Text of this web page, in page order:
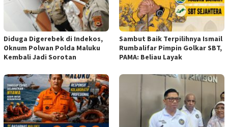
Diduga Digerebek di Indekos,
Oknum Polwan Polda Maluku
Kembali Jadi Sorotan
Sambut Baik Terpilihnya Ismail
Rumbalifar Pimpin Golkar SBT,
PAMA: Beliau Layak